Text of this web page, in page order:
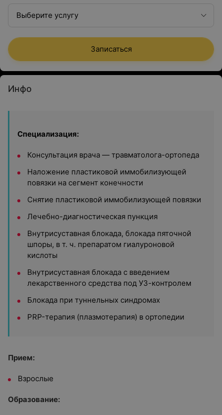
Выберите услугу
Записаться
Инфо
Специализация:
Консультация врача — травматолога-ортопеда
Наложение пластиковой иммобилизующей
повязки на сегмент конечности
Снятие пластиковой иммобилизующей повязки
Лечебно-диагностическая пункция
Внутрисуставная блокада, блокада пяточной
шпоры, в т. ч. препаратом гиалуроновой
кислоты
Внутрисуставная блокада с введением
лекарственного средства под УЗ-контролем
Блокада при туннельных синдромах
PRP-терапия (плазмотерапия) в ортопедии
Прием:
Взрослые
Образование: